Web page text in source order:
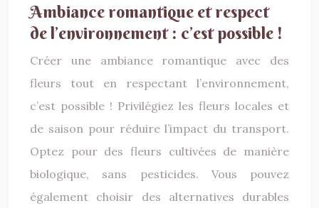
Ambiance romantique et respect
de l’environnement : c’est possible !
Créer une ambiance romantique avec des
fleurs tout en respectant l’environnement,
c’est possible ! Privilégiez les fleurs locales et
de saison pour réduire l’impact du transport.
Optez pour des fleurs cultivées de manière
biologique, sans pesticides. Vous pouvez
également choisir des alternatives durables